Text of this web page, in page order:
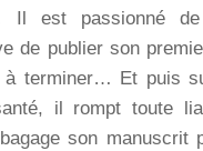
Il est passionné
de publier son
à terminer… Et puis
il rompt toute
son manuscrit